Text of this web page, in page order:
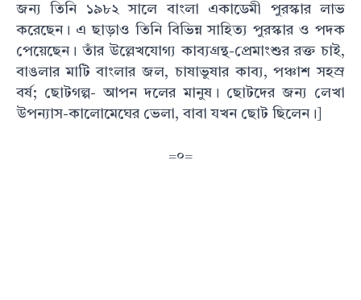
জন্য তিনি ১৯৮২ সালে বাংলা একাডেমী পুরস্কার লাভ
করেছেন। এ ছাড়াও তিনি বিভিন্ন সাহিত্য পুরস্কার ও পদক
পেয়েছেন। তাঁর উল্লেখযোগ্য কাব্যগ্রন্থ-প্রেমাংশুর রক্ত চাই,
বাঙলার মাটি বাংলার জল, চাষাভুষার কাব্য, পঞ্চাশ সহস্র
বর্ষ; ছোটগল্প- আপন দলের মানুষ। ছোটদের জন্য লেখা
উপন্যাস-কালোমেঘের ভেলা, বাবা যখন ছোট ছিলেন।]
=০=